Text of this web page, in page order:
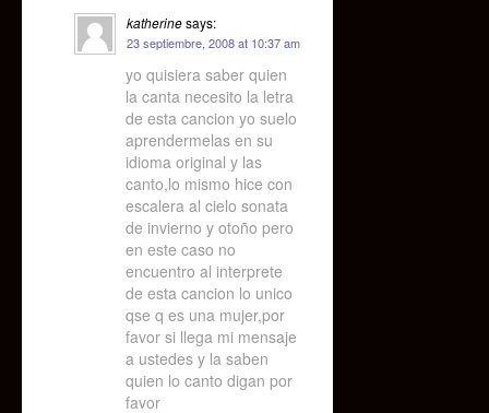
katherinesays:
23 septiembre, 2008 at 10:37 am
yo quisiera saber quien
la canta necesito la letra
de esta cancion yo suelo
aprendermelas en su
idioma original y las
canto,lo mismo hice con
escalera al cielo sonata
de invierno y otoño pero
en este caso no
encuentro al interprete
de esta cancion lo unico
qse q es una mujer,por
favor si llega mi mensaje
a ustedes y la saben
quien lo canto digan por
favor